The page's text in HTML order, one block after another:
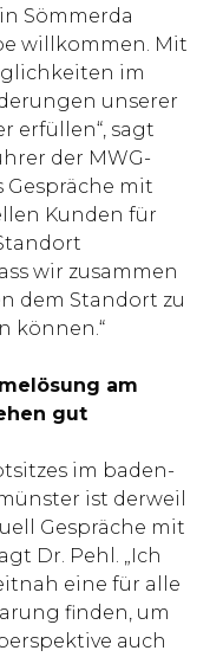
Sömmerda
willkommen. Mit
im
unserer
erfüllen“, sagt
der MWG-
Gespräche mit
Kunden für
wir zusammen
dem Standort zu
können.“
am
gut
im baden-
ist derweil
Gespräche mit
Dr. Pehl. „Ich
eine für alle
finden, um
auch